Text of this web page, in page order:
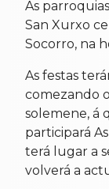
As
San Xurxo
Socorro, na
As festas
comezando
solemene, á
participará
terá lugar a
volverá a